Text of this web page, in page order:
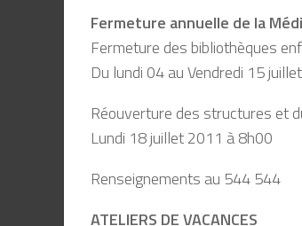
Fermeture annuelle de la
Fermeture des bibliothèques
Du lundi 04 au Vendredi 15
Réouverture des structures et
Lundi 18 juillet 2011 à 8h00
Renseignements au 544 544
ATELIERS DE VACANCES